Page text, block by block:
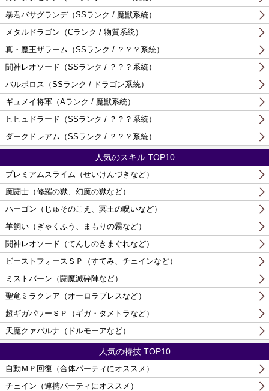
暴君バサグランデ（SSランク / 魔獣系統）
メタルドラゴン（Cランク / 物質系統）
真・魔王ザラーム（SSランク / ？？？系統）
闘神レオソード（SSランク / ？？？系統）
バルボロス（SSランク / ドラゴン系統）
ギュメイ将軍（Aランク / 魔獣系統）
ヒヒュドラード（SSランク / ？？？系統）
ダークドレアム（SSランク / ？？？系統）
人気のスキル TOP10
プレミアムスライム（せいけんづきなど）
魔闘士（修羅の獄、幻魔の獄など）
ハーゴン（じゅそのこえ、冥王の呪いなど）
羊飼い（ぎゃくふう、まもりの霧など）
闘神レオソード（てんしのきまぐれなど）
ビーストフォースＳＰ（すてみ、チェインなど）
ミストバーン（闘魔滅砕陣など）
聖竜ミラクレア（オーロラブレスなど）
超ギガパワーＳＰ（ギガ・タメトラなど）
天魔クァバルナ（ドルモーアなど）
人気の特技 TOP10
自動ＭＰ回復（合体パーティにオススメ）
チェイン（連携パーティにオススメ）